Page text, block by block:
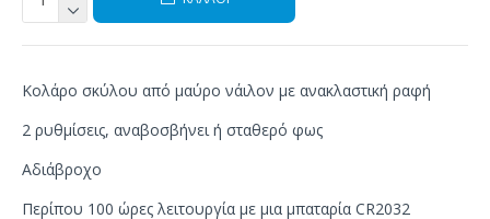
Κολάρο σκύλου από μαύρο νάιλον με ανακλαστική ραφή
2 ρυθμίσεις, αναβοσβήνει ή σταθερό φως
Αδιάβροχο
Περίπου 100 ώρες λειτουργία με μια μπαταρία CR2032